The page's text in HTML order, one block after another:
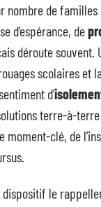
nombre de
d’espérance, de
déroute souvent.
scolaires et
d’
terre-à-
moment-clé, de
dispositif le